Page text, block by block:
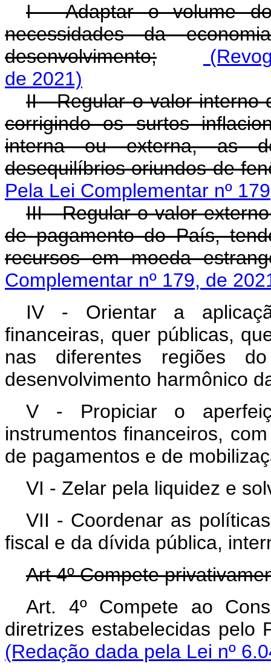
I - Adaptar o volume
necessidades da
desenvolvimento;
de 2021)
II - Regular o valor interno
corrigindo os surtos
interna ou externa, as
desequilíbrios oriundos de
Pela Lei Complementar nº
III - Regular o valor
de pagamento do País,
recursos em moeda
Complementar nº 179, de
IV - Orientar a
financeiras, quer públicas,
nas diferentes regiões
desenvolvimento harmônico
V - Propiciar o
instrumentos financeiros,
de pagamentos e de
VI - Zelar pela liquidez e
VII - Coordenar as
fiscal e da dívida pública,
Art 4º Compete
Art. 4º Compete ao
diretrizes estabelecidas pelo
(Redação dada pela Lei nº